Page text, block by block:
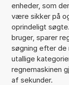
enheder, som
være sikker på
oprindeligt
bruger, sparer
søgning efter de
utallige
regnemaskinen
af sekunder.